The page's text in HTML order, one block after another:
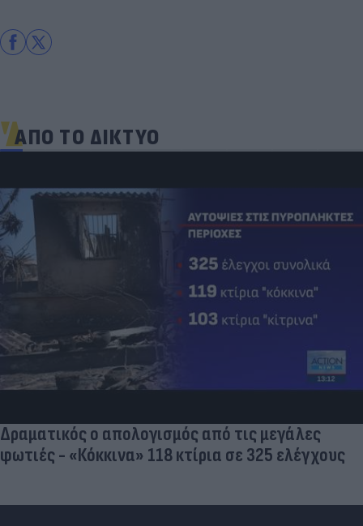
ΑΠΟ ΤΟ ΔΙΚΤΥΟ
Δραματικός ο απολογισμός από τις μεγάλες
φωτιές - «Κόκκινα» 118 κτίρια σε 325 ελέγχους